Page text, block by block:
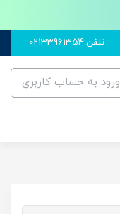
تلفن:02133961354
ورود به حساب کاربری